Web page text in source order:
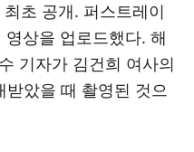
초 공개. 퍼스트레이
영상을 업로드했다. 해
기자가 김건희 여사의
받았을 때 촬영된 것으